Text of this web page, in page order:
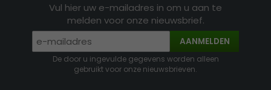
Vul hier uw e-mailadres in om u aan te
melden voor onze nieuwsbrief.
AANMELDEN
De door u ingevulde gegevens worden alleen
gebruikt voor onze nieuwsbrieven.